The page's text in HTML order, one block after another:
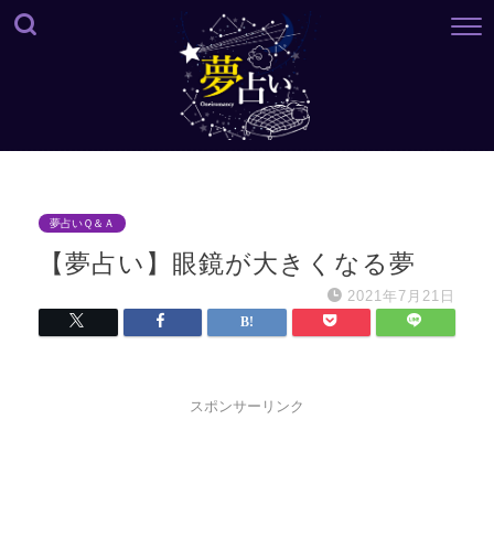
夢占いＱ＆Ａ
【夢占い】眼鏡が大きくなる夢
2021年7月21日
スポンサーリンク